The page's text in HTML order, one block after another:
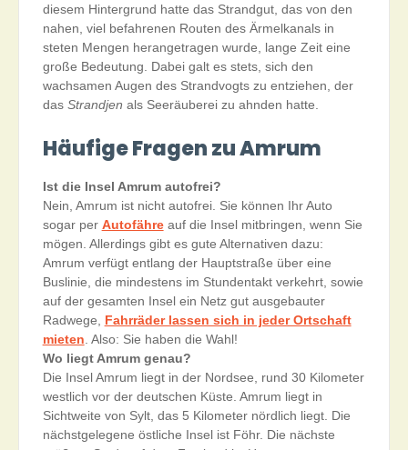
diesem Hintergrund hatte das Strandgut, das von den
nahen, viel befahrenen Routen des Ärmelkanals in
steten Mengen herangetragen wurde, lange Zeit eine
große Bedeutung. Dabei galt es stets, sich den
wachsamen Augen des Strandvogts zu entziehen, der
das Strandjen als Seeräuberei zu ahnden hatte.
Häufige Fragen zu Amrum
Ist die Insel Amrum autofrei?
Nein, Amrum ist nicht autofrei. Sie können Ihr Auto
sogar per Autofähreauf die Insel mitbringen, wenn Sie
mögen. Allerdings gibt es gute Alternativen dazu:
Amrum verfügt entlang der Hauptstraße über eine
Buslinie, die mindestens im Stundentakt verkehrt, sowie
auf der gesamten Insel ein Netz gut ausgebauter
Radwege, Fahrräder lassen sich in jeder Ortschaft
mieten . Also: Sie haben die Wahl!
Wo liegt Amrum genau?
Die Insel Amrum liegt in der Nordsee, rund 30 Kilometer
westlich vor der deutschen Küste. Amrum liegt in
Sichtweite von Sylt, das 5 Kilometer nördlich liegt. Die
nächstgelegene östliche Insel ist Föhr. Die nächste